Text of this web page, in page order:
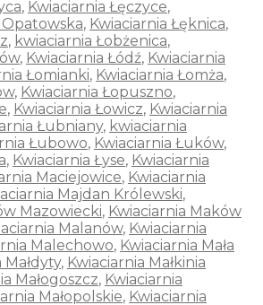
, Kwiaciarnia Łęczyce,
Opatowska, Kwiaciarnia Łęknica,
, kwiaciarnia Łobżenica,
, Kwiaciarnia Łódź, Kwiaciarnia
Łomianki, Kwiaciarnia Łomża,
, Kwiaciarnia Łopuszno,
, Kwiaciarnia Łowicz, Kwiaciarnia
Łubniany, kwiaciarnia
Łubowo, Kwiaciarnia Łuków,
, Kwiaciarnia Łyse, Kwiaciarnia
Maciejowice, Kwiaciarnia
Majdan Królewski,
Mazowiecki, Kwiaciarnia Maków
Malanów, Kwiaciarnia
Malechowo, Kwiaciarnia Mała
Małdyty, Kwiaciarnia Małkinia
Małogoszcz, Kwiaciarnia
Małopolskie, Kwiaciarnia